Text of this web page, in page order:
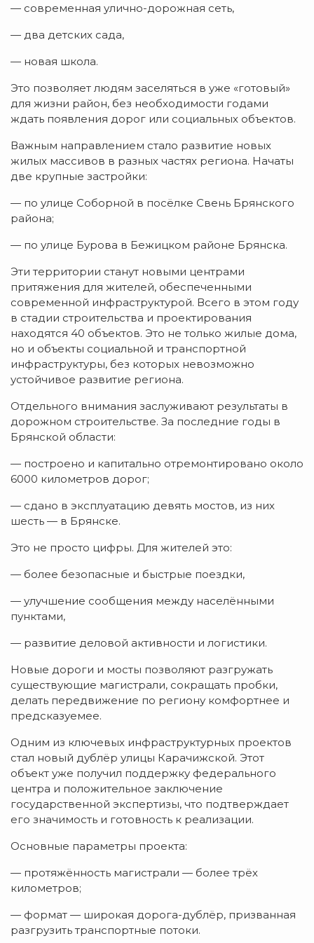
— современная улично-дорожная сеть,
— два детских сада,
— новая школа.
Это позволяет людям заселяться в уже «готовый»
для жизни район, без необходимости годами
ждать появления дорог или социальных объектов.
Важным направлением стало развитие новых
жилых массивов в разных частях региона. Начаты
две крупные застройки:
— по улице Соборной в посёлке Свень Брянского
района;
— по улице Бурова в Бежицком районе Брянска.
Эти территории станут новыми центрами
притяжения для жителей, обеспеченными
современной инфраструктурой. Всего в этом году
в стадии строительства и проектирования
находятся 40 объектов. Это не только жилые дома,
но и объекты социальной и транспортной
инфраструктуры, без которых невозможно
устойчивое развитие региона.
Отдельного внимания заслуживают результаты в
дорожном строительстве. За последние годы в
Брянской области:
— построено и капитально отремонтировано около
6000 километров дорог;
— сдано в эксплуатацию девять мостов, из них
шесть — в Брянске.
Это не просто цифры. Для жителей это:
— более безопасные и быстрые поездки,
— улучшение сообщения между населёнными
пунктами,
— развитие деловой активности и логистики.
Новые дороги и мосты позволяют разгружать
существующие магистрали, сокращать пробки,
делать передвижение по региону комфортнее и
предсказуемее.
Одним из ключевых инфраструктурных проектов
стал новый дублёр улицы Карачижской. Этот
объект уже получил поддержку федерального
центра и положительное заключение
государственной экспертизы, что подтверждает
его значимость и готовность к реализации.
Основные параметры проекта:
— протяжённость магистрали — более трёх
километров;
— формат — широкая дорога-дублёр, призванная
разгрузить транспортные потоки.